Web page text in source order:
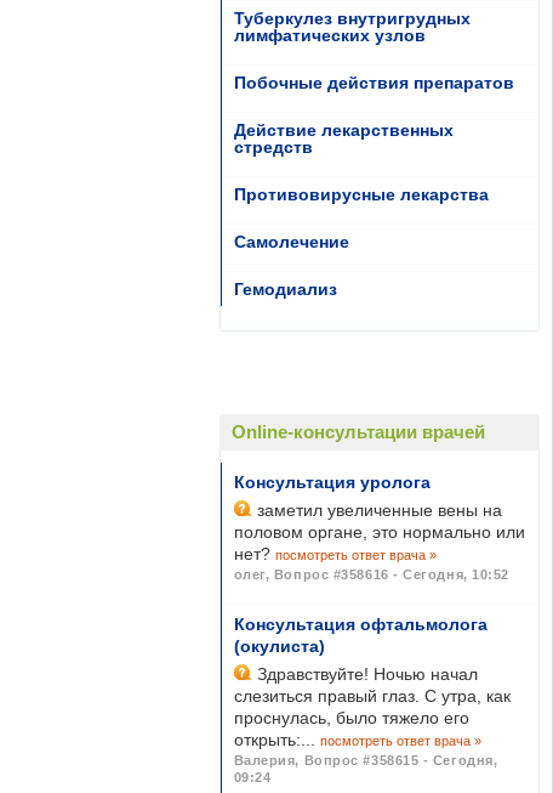
Туберкулез внутригрудных
лимфатических узлов
Побочные действия препаратов
Действие лекарственных
стредств
Противовирусные лекарства
Самолечение
Гемодиализ
Online-консультации врачей
Консультация уролога
заметил увеличенные вены на
половом органе, это нормально или
нет? посмотреть ответ врача »
олег, Вопрос #358616 - Сегодня, 10:52
Консультация офтальмолога
(окулиста)
Здравствуйте! Ночью начал
слезиться правый глаз. С утра, как
проснулась, было тяжело его
открыть:...
посмотреть ответ врача »
Валерия, Вопрос #358615 - Сегодня,
09:24